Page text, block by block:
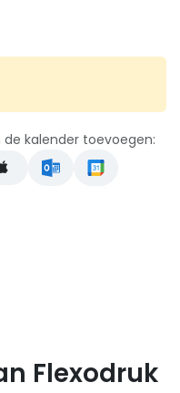
de kalender toevoegen:
Flexodruk